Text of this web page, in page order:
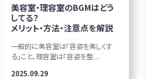
美容室・理容室のBGMはどう
してる？
メリット・方法・注意点を解説
一般的に美容室は「容姿を美しくす
る」こと、理容室は「容姿を整...
2025.09.29